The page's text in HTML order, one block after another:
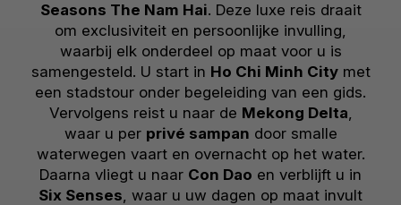
Seasons The Nam Hai. Deze luxe reis draait
om exclusiviteit en persoonlijke invulling,
waarbij elk onderdeel op maat voor u is
samengesteld. U start in Ho Chi Minh Citymet
een stadstour onder begeleiding van een gids.
Vervolgens reist u naar de Mekong Delta,
waar u per privé sampan door smalle
waterwegen vaart en overnacht op het water.
Daarna vliegt u naar Con Dao en verblijft u in
Six Senses, waar u uw dagen op maat invult